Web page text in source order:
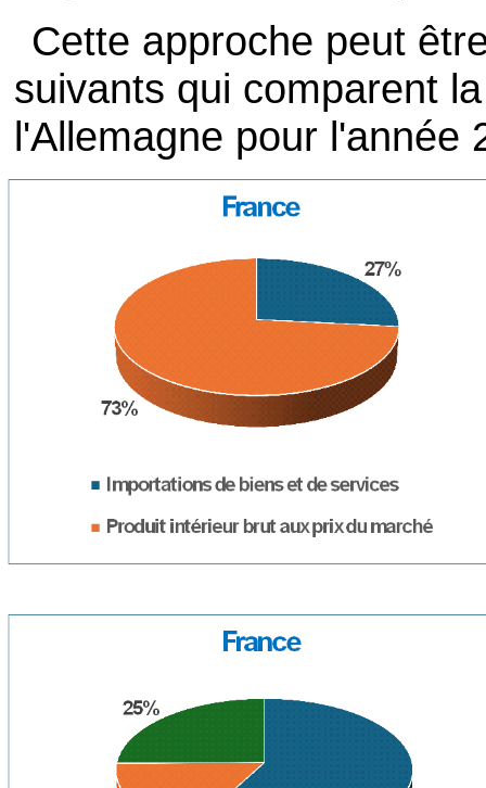
Cette approche peut
suivants qui comparent
l'Allemagne pour l'année